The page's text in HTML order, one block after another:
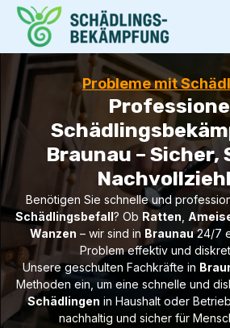
Probleme mit
Braunau – Sicher,
Benötigen Sie schnelle und
Schädlingsbefall? Ob Ratten
Wanzen – wir sind in Braunau24/7
Problem effektiv und
Unsere geschulten Fachkräfte in
Methoden ein, um eine schnelle und
Schädlingen in Haushalt oder
nachhaltig und sicher für